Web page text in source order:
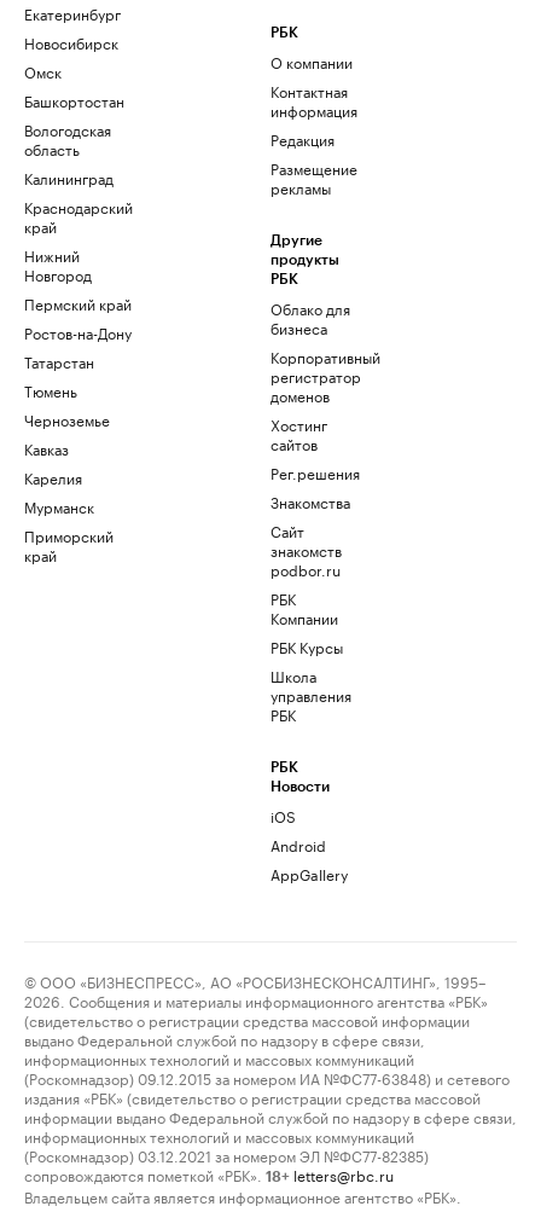
Екатеринбург
Новосибирск
Омск
Башкортостан
Вологодская
область
Калининград
Краснодарский
край
Нижний
Новгород
Пермский край
Ростов-на-Дону
Татарстан
Тюмень
Черноземье
Кавказ
Карелия
Мурманск
Приморский
край
РБК
О компании
Контактная
информация
Редакция
Размещение
рекламы
Другие
продукты
РБК
Облако для
бизнеса
Корпоративный
регистратор
доменов
Хостинг
сайтов
Рег.решения
Знакомства
Сайт
знакомств
podbor.ru
РБК
Компании
РБК Курсы
Школа
управления
РБК
РБК
Новости
iOS
Android
AppGallery
© ООО «БИЗНЕСПРЕСС», АО «РОСБИЗНЕСКОНСАЛТИНГ», 1995–
2026. Сообщения и материалы информационного агентства «РБК»
(свидетельство о регистрации средства массовой информации
выдано Федеральной службой по надзору в сфере связи,
информационных технологий и массовых коммуникаций
(Роскомнадзор) 09.12.2015 за номером ИА №ФС77-63848) и сетевого
издания «РБК» (свидетельство о регистрации средства массовой
информации выдано Федеральной службой по надзору в сфере связи,
информационных технологий и массовых коммуникаций
(Роскомнадзор) 03.12.2021 за номером ЭЛ №ФС77-82385)
сопровождаются пометкой «РБК».
18+ letters@rbc.ru
Владельцем сайта является информационное агентство «РБК».